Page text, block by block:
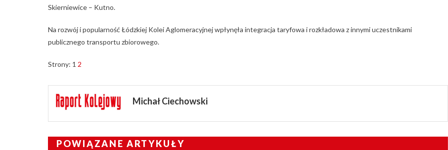
Skierniewice – Kutno.
Na rozwój i popularność Łódzkiej Kolei Aglomeracyjnej wpłynęła integracja taryfowa i rozkładowa z innymi uczestnikami
publicznego transportu zbiorowego.
Strony: 1 2
Michał Ciechowski
POWIĄZANE ARTYKUŁY